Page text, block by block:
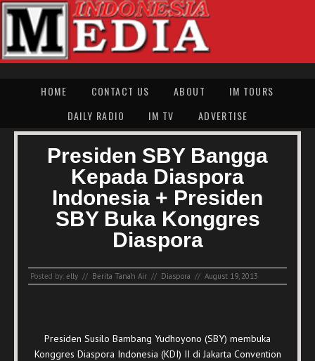
HOME CONTACT US ABOUT
IM TOURS
DAILY RADIO
IM TV ADVERTISE
Presiden SBY Bangga
Kepada Diaspora
Indonesia + Presiden
SBY Buka Konggres
Diaspora
Posted by: elly // Berita Tanah Air // Diaspora // August 19, 2013
Presiden Susilo Bambang Yudhoyono (SBY) membuka
Konggres Diaspora Indonesia (KDI) II di Jakarta Convention